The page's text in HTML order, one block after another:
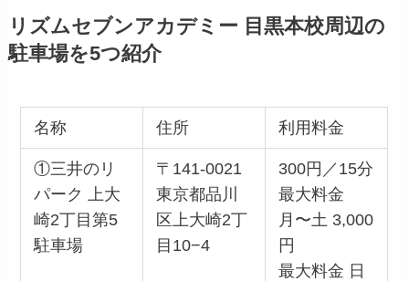
リズムセブンアカデミー 目黒本校周辺の
駐車場を5つ紹介
名称 住所 利用料金
①三井のリ
パーク 上大
崎2丁目第5
駐車場
〒141-0021
東京都品川
区上大崎2丁
目10−4
300円／15分
最大料金
月〜土 3,000
円
最大料金 日